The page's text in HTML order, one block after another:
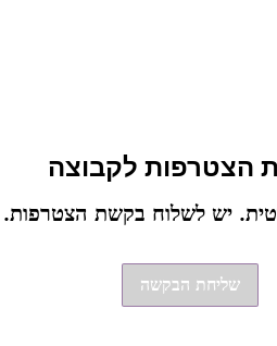
הצטרפות לקבוצה
יש לשלוח בקשת הצטרפות.
שליחת הבקשה